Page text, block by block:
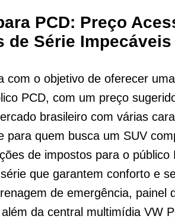
PCD: Preço
de Série Impecáveis
com o objetivo de oferecer
PCD, com um preço
brasileiro com várias
para quem busca um SUV
de impostos para o
que garantem conforto e
de emergência, painel
da central multimídia VW